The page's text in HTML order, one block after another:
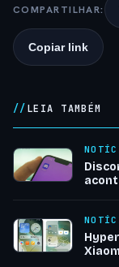
COMPARTILHAR:
Copiar link
LEIA TAMBÉM